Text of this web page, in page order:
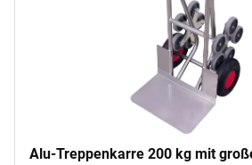
Alu-Treppenkarre 200 kg mit